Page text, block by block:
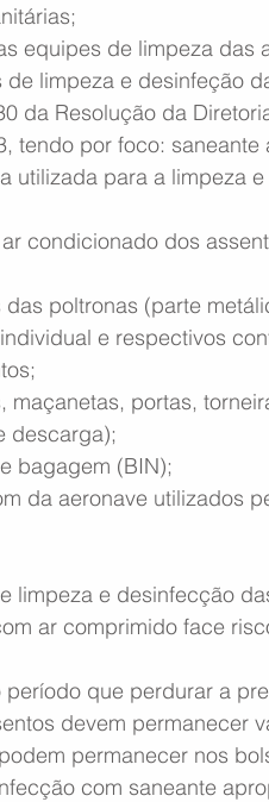
equipes de limpeza das
de limpeza e desinfeção
da Resolução da
tendo por foco:
utilizada para a limpeza
condicionado dos
das poltronas (parte
e respectivos
maçanetas, portas,
descarga);
bagagem (BIN);
da aeronave utilizados
limpeza e desinfecção
ar comprimido face
período que perdurar a
devem permanecer
permanecer nos
com saneante